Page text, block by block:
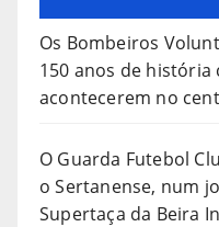
Os Bombeiros
150 anos de
acontecerem no
O Guarda Futebol
o Sertanense, num
Supertaça da Beira